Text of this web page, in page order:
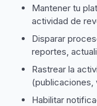
Mantener tu
actividad de
Disparar
reportes,
Rastrear la
(publicaciones,
Habilitar